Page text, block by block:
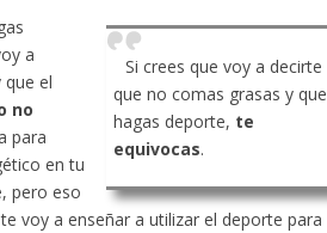
Si crees que voy a decirte
que no comas grasas y que
hagas deporte, te
equivocas.
a
que el
no
para
en tu
pero eso
voy a enseñar a utilizar el deporte para